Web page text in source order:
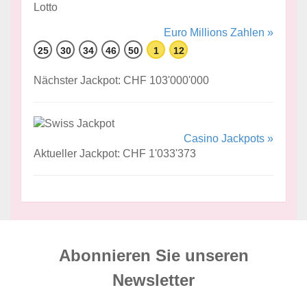
Euro Millions Zahlen »
25 30 34 46 50 1 12
Nächster Jackpot: CHF 103'000'000
Casino Jackpots »
Aktueller Jackpot: CHF 1'033'373
Abonnieren Sie unseren
News­letter